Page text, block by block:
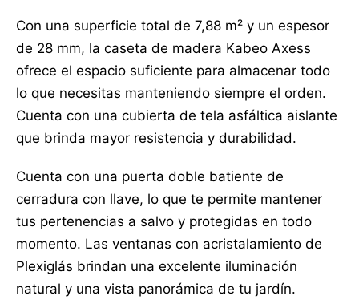
Con una superficie total de 7,88 m² y un espesor
de 28 mm, la caseta de madera Kabeo Axess
ofrece el espacio suficiente para almacenar todo
lo que necesitas manteniendo siempre el orden.
Cuenta con una cubierta de tela asfáltica aislante
que brinda mayor resistencia y durabilidad.
Cuenta con una puerta doble batiente de
cerradura con llave, lo que te permite mantener
tus pertenencias a salvo y protegidas en todo
momento. Las ventanas con acristalamiento de
Plexiglás brindan una excelente iluminación
natural y una vista panorámica de tu jardín.